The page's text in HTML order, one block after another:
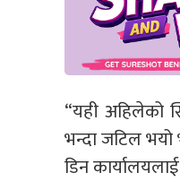
“यही अहिलेको
भन्दा जटिल
डिन